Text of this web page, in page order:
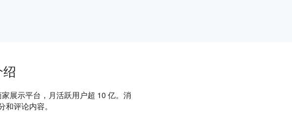
展示平台，月活跃用户超 10 亿。消
评论内容。